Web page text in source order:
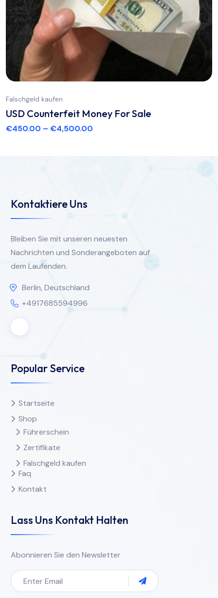
Falschgeld kaufen
USD Counterfeit Money For Sale
€450.00 – €4,500.00
Kontaktiere Uns
Bleiben Sie mit unseren neuesten
Nachrichten und Sonderangeboten auf
dem Laufenden.
Berlin, Deutschland
+4917685594996
Popular Service
Startseite
Shop
Führerschein
Zertifikate
Falschgeld kaufen
Faq
Kontakt
Lass Uns Kontakt Halten
Abonnieren Sie den Newsletter